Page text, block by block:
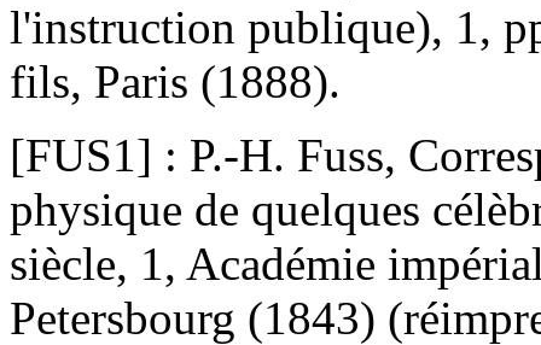
l'instruction publique), 1,
fils, Paris (1888).
[FUS1] : P.-H. Fuss,
physique de quelques
siècle, 1, Académie
Petersbourg (1843)